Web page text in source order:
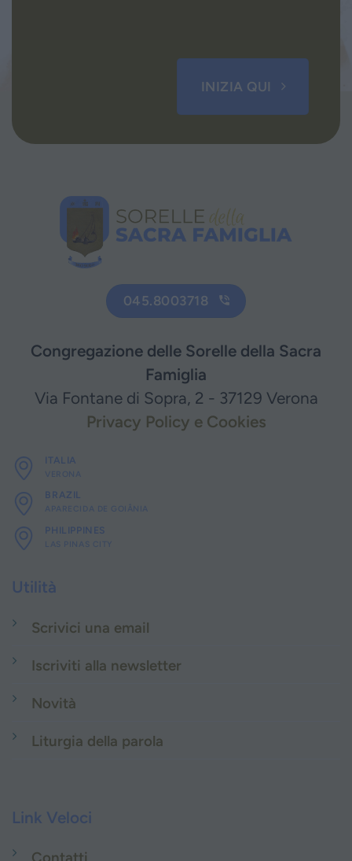
INIZIA QUI
045.8003718
Congregazione delle Sorelle della Sacra
Famiglia
Via Fontane di Sopra, 2 - 37129 Verona
Privacy Policy e Cookies
ITALIA
VERONA
BRAZIL
APARECIDA DE GOIÂNIA
PHILIPPINES
LAS PINAS CITY
Utilità
Scrivici una email
Iscriviti alla newsletter
Novità
Liturgia della parola
Link Veloci